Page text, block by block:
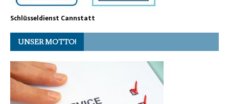
Schlüsseldienst Cannstatt
UNSER MOTTO!